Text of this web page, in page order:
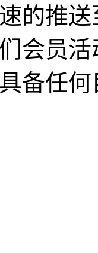
的推
会员
备任